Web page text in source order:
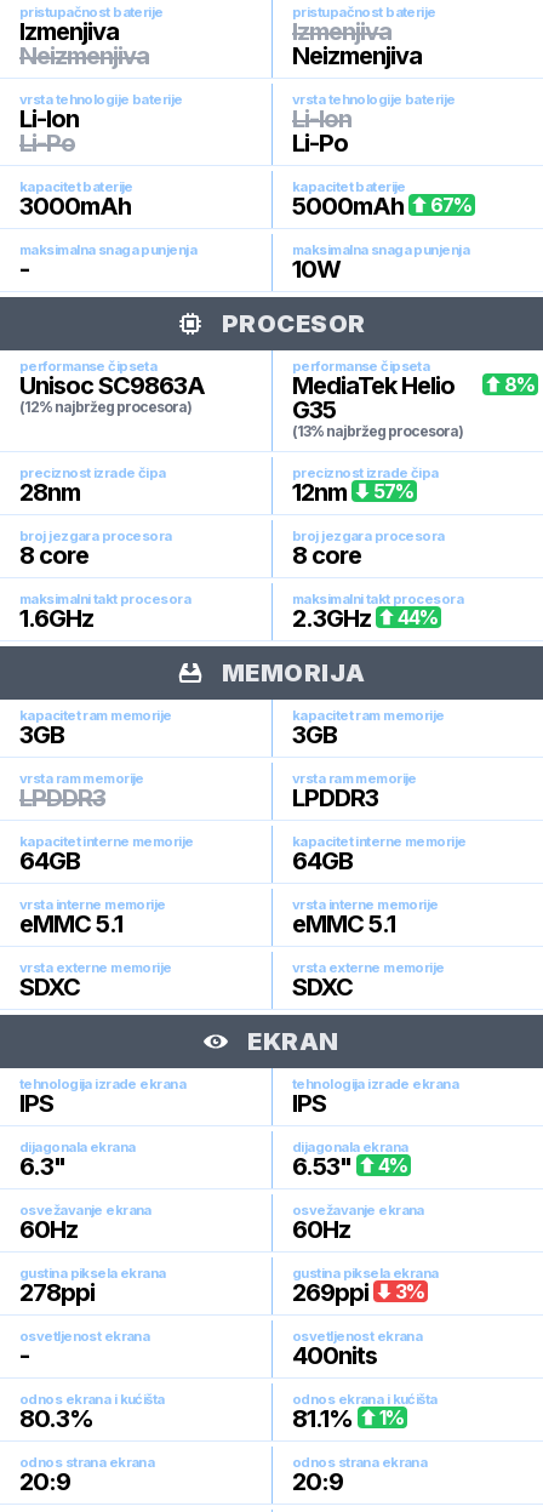
pristupačnost baterije
Izmenjiva
Neizmenjiva
pristupačnost baterije
Izmenjiva
Neizmenjiva
vrsta tehnologije baterije
Li-Ion
Li-Po
vrsta tehnologije baterije
Li-Ion
Li-Po
kapacitet baterije
3000mAh
kapacitet baterije
5000mAh 67%
maksimalna snaga punjenja
-
maksimalna snaga punjenja
10W
PROCESOR
performanse čipseta
Unisoc SC9863A
(12% najbržeg procesora)
performanse čipseta
MediaTek Helio
G35
(13% najbržeg procesora)
8%
preciznost izrade čipa
28nm
preciznost izrade čipa
12nm 57%
broj jezgara procesora
8 core
broj jezgara procesora
8 core
maksimalni takt procesora
1.6GHz
maksimalni takt procesora
2.3GHz 44%
MEMORIJA
kapacitet ram memorije
3GB
kapacitet ram memorije
3GB
vrsta ram memorije
LPDDR3
vrsta ram memorije
LPDDR3
kapacitet interne memorije
64GB
kapacitet interne memorije
64GB
vrsta interne memorije
eMMC 5.1
vrsta interne memorije
eMMC 5.1
vrsta externe memorije
SDXC
vrsta externe memorije
SDXC
EKRAN
tehnologija izrade ekrana
IPS
tehnologija izrade ekrana
IPS
dijagonala ekrana
6.3"
dijagonala ekrana
6.53" 4%
osvežavanje ekrana
60Hz
osvežavanje ekrana
60Hz
gustina piksela ekrana
278ppi
gustina piksela ekrana
269ppi 3%
osvetljenost ekrana
-
osvetljenost ekrana
400nits
odnos ekrana i kućišta
80.3%
odnos ekrana i kućišta
81.1% 1%
odnos strana ekrana
20:9
odnos strana ekrana
20:9